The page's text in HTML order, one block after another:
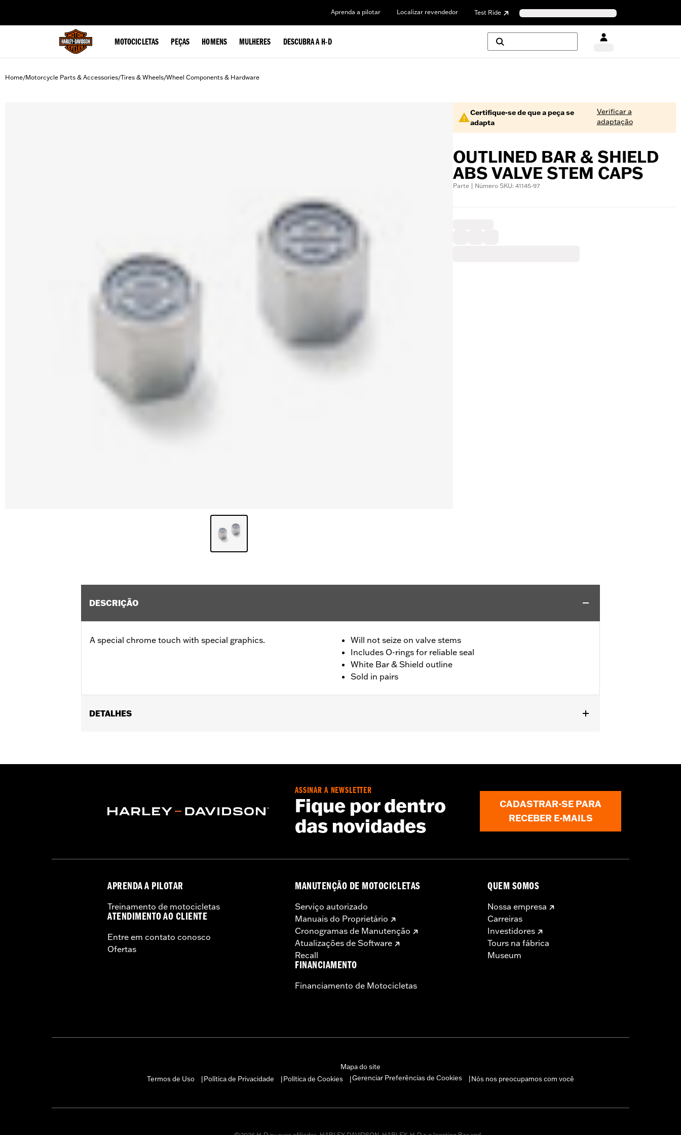
Aprenda a pilotar Localizar revendedor Test Ride
MOTOCICLETAS PEÇAS HOMENS MULHERES DESCUBRA A H-D
Home/Motorcycle Parts & Accessories/Tires & Wheels/Wheel Components & Hardware
Certifique-se de que a peça se
adapta
Verificar a
adaptação
OUTLINED BAR & SHIELD
ABS VALVE STEM CAPS
Parte | Número SKU: 41145-97
DESCRIÇÃO
A special chrome touch with special graphics.
Will not seize on valve stems
Includes O-rings for reliable seal
White Bar & Shield outline
Sold in pairs
DETALHES
In the Box:2 abs valve stem caps
ASSINAR A NEWSLETTER
Fique por dentro
das novidades
CADASTRAR-SE PARA
RECEBER E-MAILS
APRENDA A PILOTAR
Treinamento de motocicletas
ATENDIMENTO AO CLIENTE
Entre em contato conosco
Ofertas
MANUTENÇÃO DE MOTOCICLETAS
Serviço autorizado
Manuais do Proprietário
Cronogramas de Manutenção
Atualizações de Software
Recall
FINANCIAMENTO
Financiamento de Motocicletas
QUEM SOMOS
Nossa empresa
Carreiras
Investidores
Tours na fábrica
Museum
Mapa do site
Termos de Uso
Política de Privacidade Política de Cookies Gerenciar Preferências de Cookies Nós nos preocupamos com você